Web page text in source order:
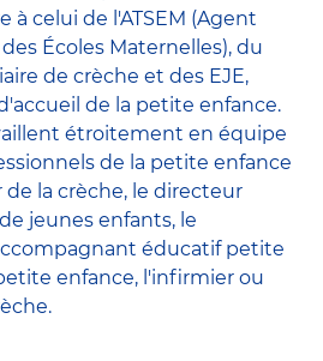
à celui de l'ATSEM (Agent
Écoles Maternelles), du
de crèche et des EJE,
de la petite enfance.
étroitement en équipe
de la petite enfance
la crèche, le directeur
jeunes enfants, le
éducatif petite
enfance, l'infirmier ou
.